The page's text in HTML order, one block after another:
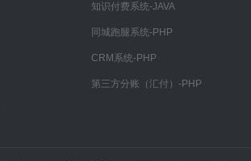
知识付费系统-JAVA
同城跑腿系统-PHP
CRM系统-PHP
第三方分账（汇付）-PHP